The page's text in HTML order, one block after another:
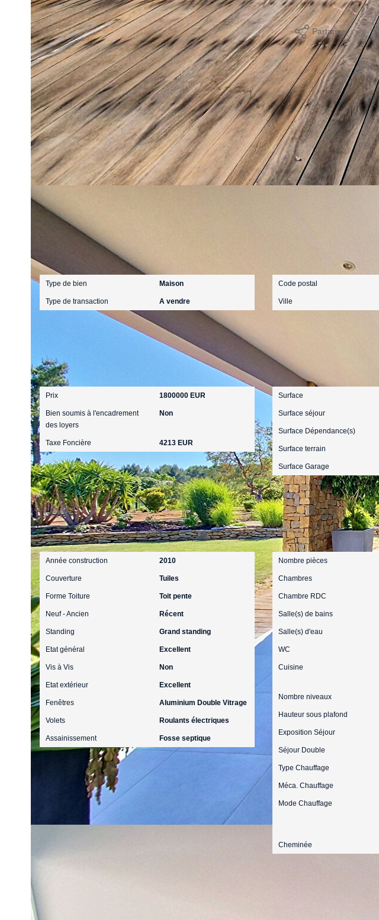
Comparer ce bien Imprimer Partager
Nos honoraires
Ce bien est soumis à un diagnostic ERP (État des Risques et Pollutions). Pour en
https://www.georisques.gouv.fr/
Caractéristiques détaillées
Type de bien Maison
Type de transaction A vendre
Code postal
Ville
Aspects financiers
Prix 1800000 EUR
Bien soumis à l'encadrement
des loyers
Non
Taxe Foncière 4213 EUR
Surfaces
Surface
Surface séjour
Surface Dépendance(s)
Surface terrain
Surface Garage
Extérieur
Année construction 2010
Couverture Tuiles
Forme Toiture Toit pente
Neuf - Ancien Récent
Standing Grand standing
Etat général Excellent
Vis à Vis Non
Etat extérieur Excellent
Fenêtres Aluminium Double Vitrage
Volets Roulants électriques
Assainissement Fosse septique
Intérieur
Nombre pièces
Chambres
Chambre RDC
Salle(s) de bains
Salle(s) d'eau
WC
Cuisine
Nombre niveaux
Hauteur sous plafond
Exposition Séjour
Séjour Double
Type Chauffage
Méca. Chauffage
Mode Chauffage
Cheminée